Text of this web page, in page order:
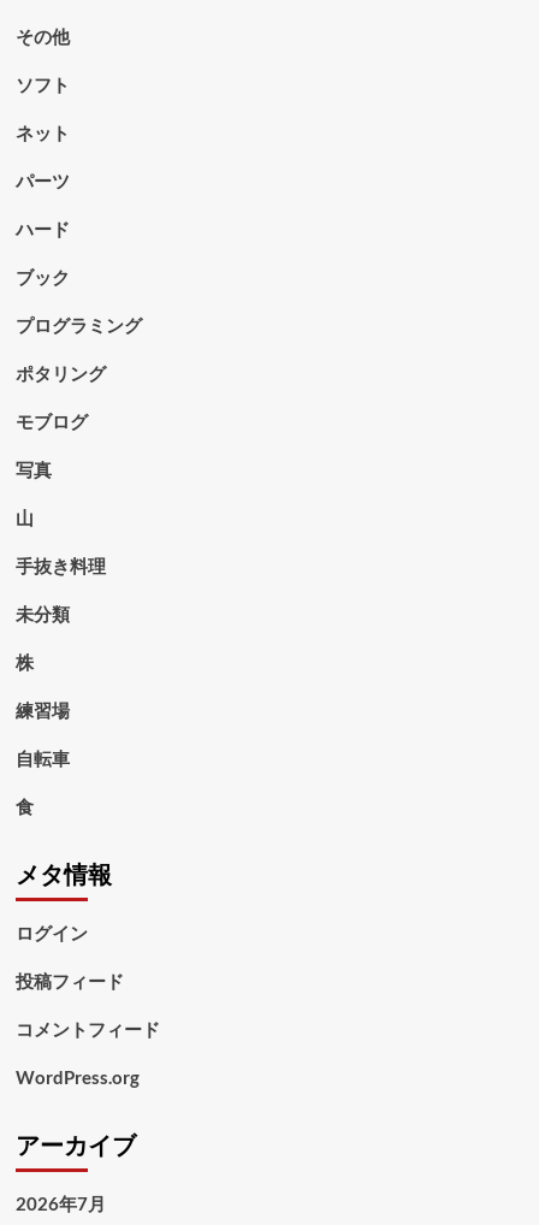
その他
ソフト
ネット
パーツ
ハード
ブック
プログラミング
ポタリング
モブログ
写真
山
手抜き料理
未分類
株
練習場
自転車
食
メタ情報
ログイン
投稿フィード
コメントフィード
WordPress.org
アーカイブ
2026年7月